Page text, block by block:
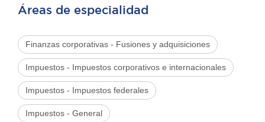
Áreas de especialidad
Finanzas corporativas - Fusiones y adquisiciones
Impuestos - Impuestos corporativos e internacionales
Impuestos - Impuestos federales
Impuestos - General